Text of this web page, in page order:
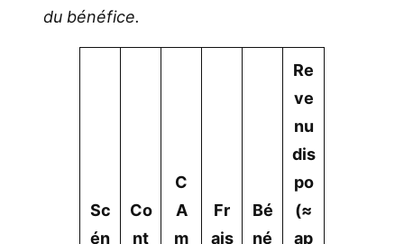
du bénéfice.
Sc
én
Co
nt
C
A
m
Fr
ais
Bé
né
Re
ve
nu
dis
po
(≈
ap